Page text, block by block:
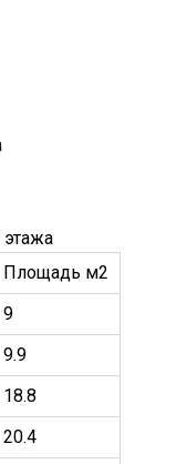
Площадь м2
9
9.9
18.8
20.4